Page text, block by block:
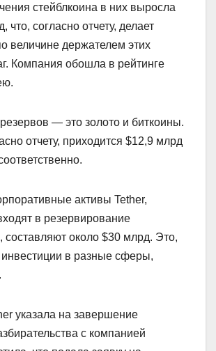
стейблкоина в них выросла
что, согласно отчету, делает
величине держателем этих
Компания обошла в рейтинге
— это золото и биткоины.
отчету, приходится $12,9 млрд
активы Tether,
в резервирование
составляют около $30 млрд. Это,
инвестиции в разные сферы,
указала на завершение
с компанией